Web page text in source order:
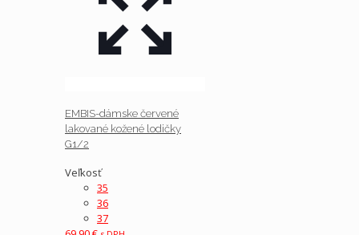
EMBIS-dámske červené
lakované kožené lodičky
G1/2
Veľkosť
35
36
37